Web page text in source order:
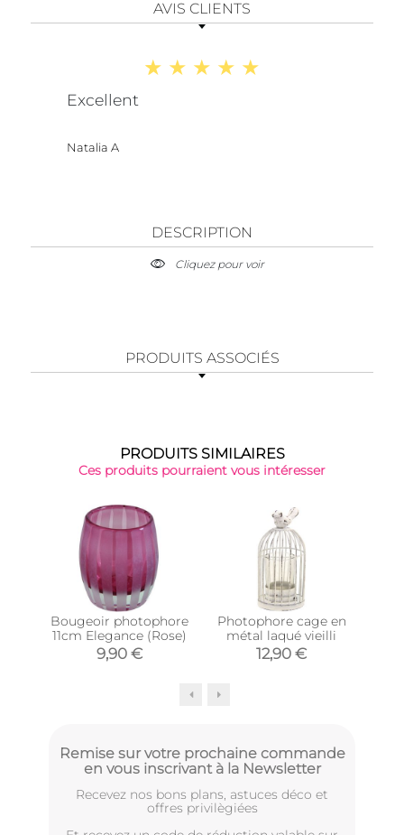
AVIS CLIENTS
Excellent
Natalia A
DESCRIPTION
Cliquez pour voir
PRODUITS ASSOCIÉS
PRODUITS SIMILAIRES
Ces produits pourraient vous intéresser
Bougeoir photophore
11cm Elegance (Rose)
9,90 €
Photophore cage en
métal laqué vieilli
12,90 €
Remise sur votre prochaine commande
en vous inscrivant à la Newsletter
Recevez nos bons plans, astuces déco et
offres privilègiées